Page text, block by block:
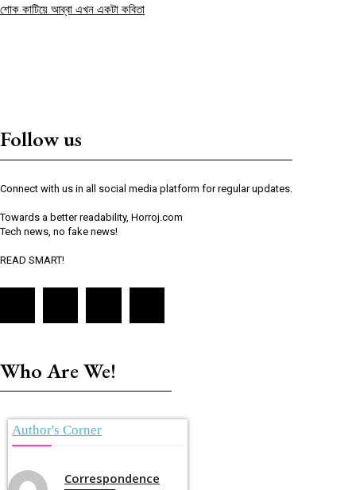
শোক কাটিয়ে আব্বা এখন একটা কবিতা
Follow us
Connect with us in all social media platform for regular updates.
Towards a better readability, Horroj.com
Tech news, no fake news!
READ SMART!
Who Are We!
Author's Corner
Correspondence